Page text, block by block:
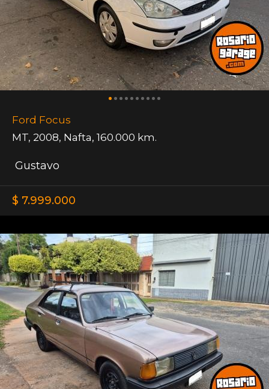
Ford Focus
MT, 2008, Nafta, 160.000 km.
Gustavo
$ 7.999.000